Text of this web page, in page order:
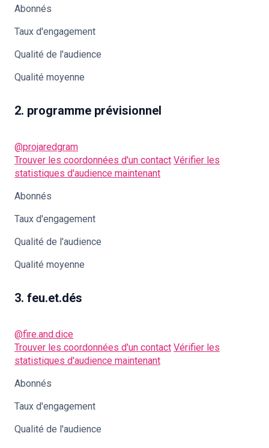
Abonnés
Taux d'engagement
Qualité de l'audience
Qualité moyenne
2. programme prévisionnel
@projaredgram
Trouver les coordonnées d'un contact Vérifier les
statistiques d'audience maintenant
Abonnés
Taux d'engagement
Qualité de l'audience
Qualité moyenne
3. feu.et.dés
@fire.and.dice
Trouver les coordonnées d'un contact Vérifier les
statistiques d'audience maintenant
Abonnés
Taux d'engagement
Qualité de l'audience